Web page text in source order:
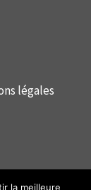
légales
la meilleure